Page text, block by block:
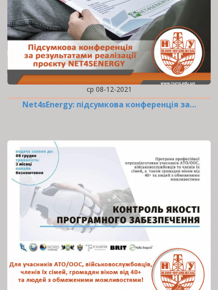
ср 08-12-2021
Net4sEnergy: підсумкова конференція за…